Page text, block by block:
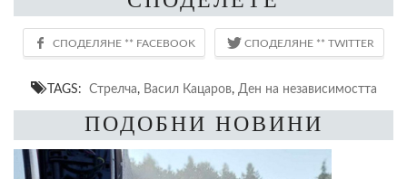
TAGS: Стрелча, Васил Кацаров, Ден на независимостта
ПОДОБНИ НОВИНИ